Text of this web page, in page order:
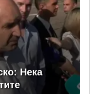
Нека